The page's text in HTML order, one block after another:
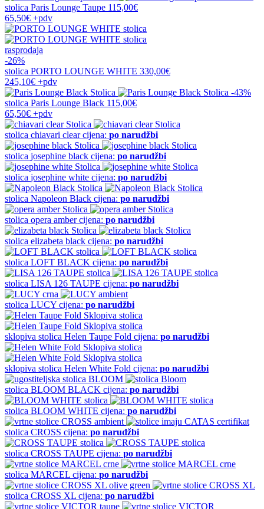
stolica Paris Lounge Taupe 115,00€
65,50€ +pdv
rasprodaja
-26%
stolica PORTO LOUNGE WHITE 330,00€
245,10€ +pdv
-43%
stolica Paris Lounge Black 115,00€
65,50€ +pdv
stolica chiavari clear cijena: po narudžbi
stolica josephine black cijena: po narudžbi
stolica josephine white cijena: po narudžbi
stolica Napoleon Black cijena: po narudžbi
stolica opera amber cijena: po narudžbi
stolica elizabeta black cijena: po narudžbi
stolica LOFT BLACK cijena: po narudžbi
stolica LISA 126 TAUPE cijena: po narudžbi
stolica LUCY cijena: po narudžbi
sklopiva stolica Helen Taupe Fold cijena: po narudžbi
sklopiva stolica Helen White Fold cijena: po narudžbi
stolica BLOOM BLACK cijena: po narudžbi
stolica BLOOM WHITE cijena: po narudžbi
stolica CROSS cijena: po narudžbi
stolica CROSS TAUPE cijena: po narudžbi
stolica MARCEL cijena: po narudžbi
stolica CROSS XL cijena: po narudžbi